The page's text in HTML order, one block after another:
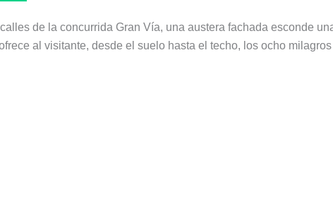
de la concurrida Gran Vía, una austera fachada esconde
al visitante, desde el suelo hasta el techo, los ocho